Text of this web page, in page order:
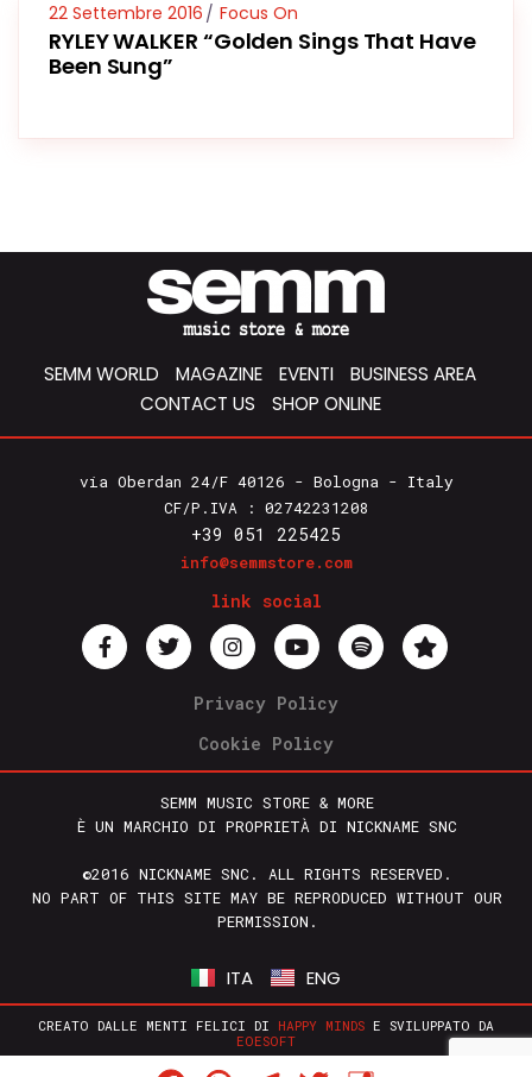
22 Settembre 2016 Focus On
RYLEY WALKER “Golden Sings That Have
Been Sung”
SEMM WORLD MAGAZINE EVENTI
BUSINESS AREA
CONTACT US
SHOP ONLINE
via Oberdan 24/F 40126 - Bologna - Italy
CF/P.IVA : 02742231208
+39 051 225425
info@semmstore.com
link social
Privacy Policy
Cookie Policy
SEMM MUSIC STORE & MORE
È UN MARCHIO DI PROPRIETÀ DI NICKNAME SNC
©2016 NICKNAME SNC. ALL RIGHTS RESERVED.
NO PART OF THIS SITE MAY BE REPRODUCED WITHOUT OUR
PERMISSION.
ITA ENG
CREATO DALLE MENTI FELICI DI HAPPY MINDS E SVILUPPATO DA
EOESOFT